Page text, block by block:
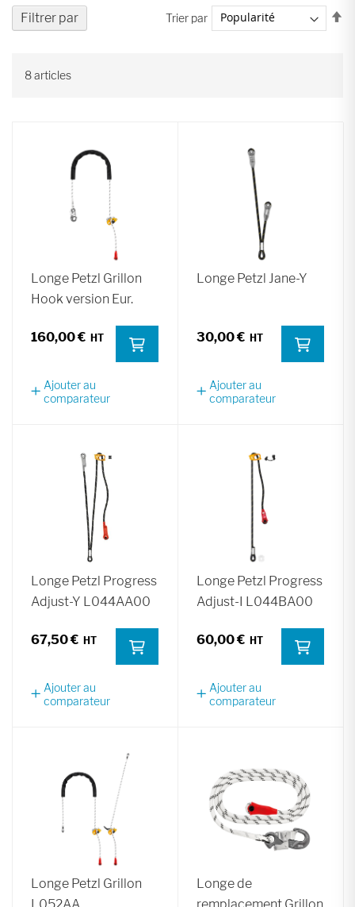
8articles
Trier par
Longe Petzl Grillon
Hook version Eur.
160,00 €
Ajouter au
comparateur
Longe Petzl Jane-Y
30,00 €
Ajouter au
comparateur
Longe Petzl Progress
Adjust-Y L044AA00
67,50 €
Ajouter au
comparateur
Longe Petzl Progress
Adjust-I L044BA00
60,00 €
Ajouter au
comparateur
Longe Petzl Grillon
L052AA
Longe de
remplacement Grillon
Filtrer par